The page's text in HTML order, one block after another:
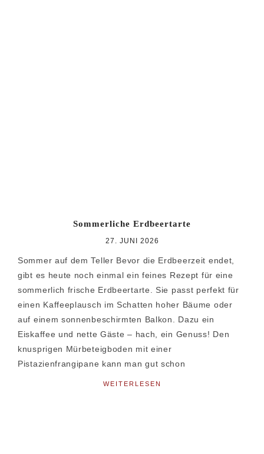
Sommerliche Erdbeertarte
27. JUNI 2026
Sommer auf dem Teller Bevor die Erdbeerzeit endet,
gibt es heute noch einmal ein feines Rezept für eine
sommerlich frische Erdbeertarte. Sie passt perfekt für
einen Kaffeeplausch im Schatten hoher Bäume oder
auf einem sonnenbeschirmten Balkon. Dazu ein
Eiskaffee und nette Gäste – hach, ein Genuss! Den
knusprigen Mürbeteigboden mit einer
Pistazienfrangipane kann man gut schon
WEITERLESEN